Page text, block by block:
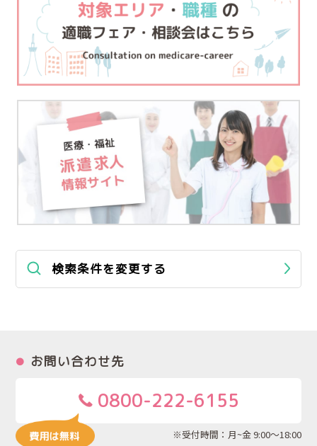
検索条件を変更する
お問い合わせ先
0800-222-6155
※受付時間：月~金 9:00～18:00